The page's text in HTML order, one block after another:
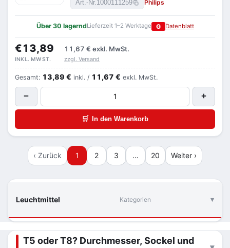
Leuchtmittel Kategorien
Art.-Nr. 1000111259 Philips
Über 30 lagerndLieferzeit 1–2 Werktage G Datenblatt
€13,89 11,67 € exkl. MwSt.
INKL. MWST. zzgl. Versand
Gesamt: 13,89 € inkl. / 11,67 € exkl. MwSt.
− +
🛒 In den Warenkorb
‹ Zurück 1 2 3 … 20 Weiter ›
T5 oder T8? Durchmesser, Sockel und